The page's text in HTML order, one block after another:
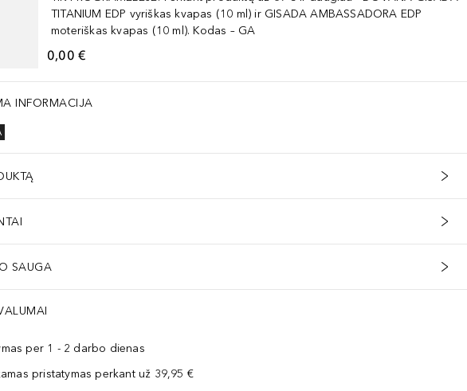
TITANIUM EDP vyriškas kvapas (10 ml) ir GISADA AMBASSADORA EDP
moteriškas kvapas (10 ml). Kodas – GA
0,00 €
INFORMACIJA
SAUGA
per 1 - 2 darbo dienas
pristatymas perkant už 39,95 €